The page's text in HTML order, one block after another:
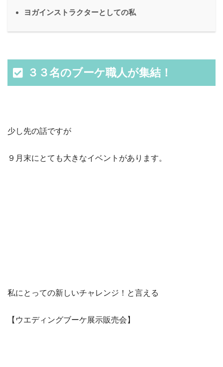
ヨガインストラクターとしての私
３３名のブーケ職人が集結！
少し先の話ですが
９月末にとても大きなイベントがあります。
私にとっての新しいチャレンジ！と言える
【ウエディングブーケ展示販売会】